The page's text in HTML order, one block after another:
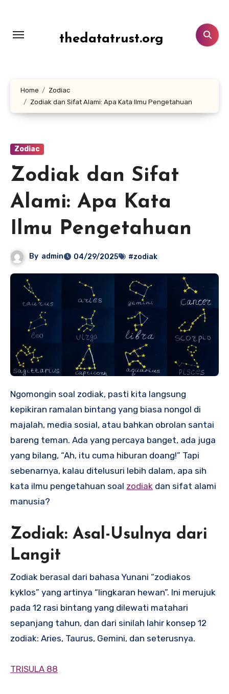
konten
thedatatrust.org
Home
Zodiac
Zodiak dan Sifat Alami: Apa Kata Ilmu Pengetahuan
Zodiac
Zodiak dan Sifat
Alami: Apa Kata
Ilmu Pengetahuan
By admin 04/29/2025 #zodiak
Ngomongin soal zodiak, pasti kita langsung
kepikiran ramalan bintang yang biasa nongol di
majalah, media sosial, atau bahkan obrolan santai
bareng teman. Ada yang percaya banget, ada juga
yang bilang, “Ah, itu cuma hiburan doang!” Tapi
sebenarnya, kalau ditelusuri lebih dalam, apa sih
kata ilmu pengetahuan soal zodiak dan sifat alami
manusia?
Zodiak: Asal-Usulnya dari
Langit
Zodiak berasal dari bahasa Yunani “zodiakos
kyklos” yang artinya “lingkaran hewan”. Ini merujuk
pada 12 rasi bintang yang dilewati matahari
sepanjang tahun, dan dari sinilah lahir konsep 12
zodiak: Aries, Taurus, Gemini, dan seterusnya.
TRISULA 88